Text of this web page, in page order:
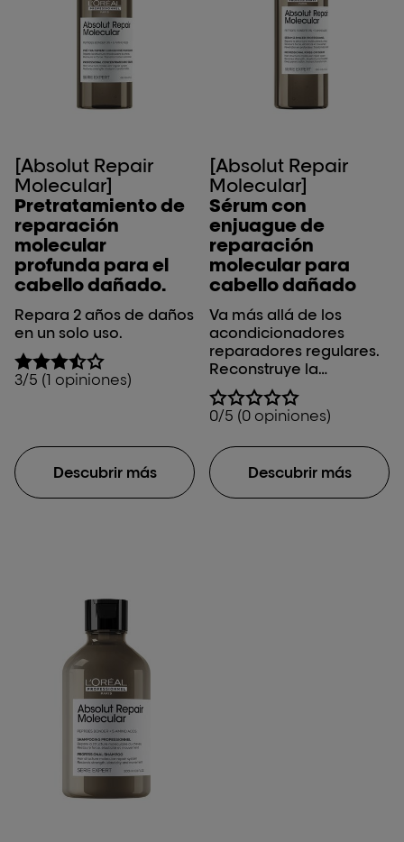
[Absolut Repair
Molecular]
Pretratamiento de
reparación
molecular
profunda para el
cabello dañado.
Repara 2 años de daños
en un solo uso.
3/5 (1 opiniones)
Descubrir más
[Absolut Repair
Molecular]
Sérum con
enjuague de
reparación
molecular para
cabello dañado
Va más allá de los
acondicionadores
reparadores regulares.
Reconstruye la
estructura molecular del
cabello y restaura la
fuerza. Penetración
transformación
instantánea.
0/5 (0 opiniones)
Descubrir más